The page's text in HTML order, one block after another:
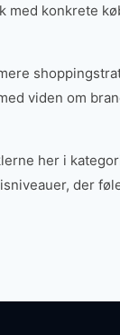
med konkrete
viden om
her i
der